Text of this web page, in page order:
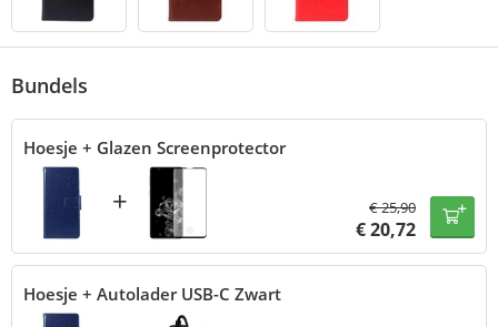
Bundels
Hoesje + Glazen Screenprotector
+ €25,90
€20,72
Hoesje + Autolader USB-C Zwart